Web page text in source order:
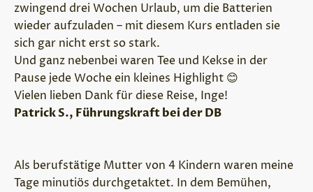
zwingend drei Wochen Urlaub, um die Batterien
wieder aufzuladen – mit diesem Kurs entladen sie
sich gar nicht erst so stark.
Und ganz nebenbei waren Tee und Kekse in der
Pause jede Woche ein kleines Highlight 😊
Vielen lieben Dank für diese Reise, Inge!
Patrick S., Führungskraft bei der DB
Als berufstätige Mutter von 4 Kindern waren meine
Tage minutiös durchgetaktet. In dem Bemühen,